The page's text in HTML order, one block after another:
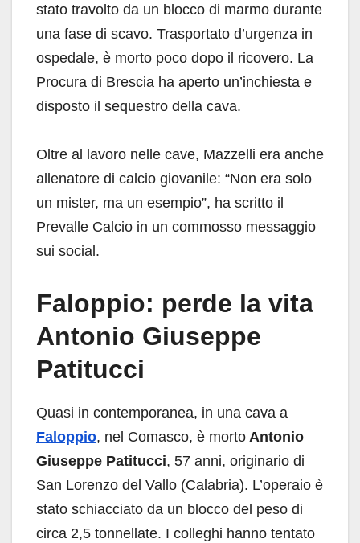
stato travolto da un blocco di marmo durante
una fase di scavo. Trasportato d’urgenza in
ospedale, è morto poco dopo il ricovero. La
Procura di Brescia ha aperto un’inchiesta e
disposto il sequestro della cava.
Oltre al lavoro nelle cave, Mazzelli era anche
allenatore di calcio giovanile: “Non era solo
un mister, ma un esempio”, ha scritto il
Prevalle Calcio in un commosso messaggio
sui social.
Faloppio: perde la vita
Antonio Giuseppe
Patitucci
Quasi in contemporanea, in una cava a
Faloppio, nel Comasco, è morto Antonio
Giuseppe Patitucci, 57 anni, originario di
San Lorenzo del Vallo (Calabria). L’operaio è
stato schiacciato da un blocco del peso di
circa 2,5 tonnellate. I colleghi hanno tentato